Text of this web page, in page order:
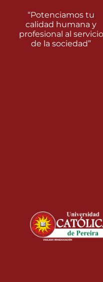
“Potenciamos tu
calidad humana y
profesional al servicio
de la sociedad”